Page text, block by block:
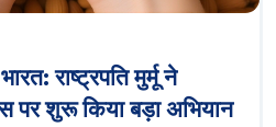
राष्ट्रपति मुर्मू ने
पर शुरू किया बड़ा अभियान